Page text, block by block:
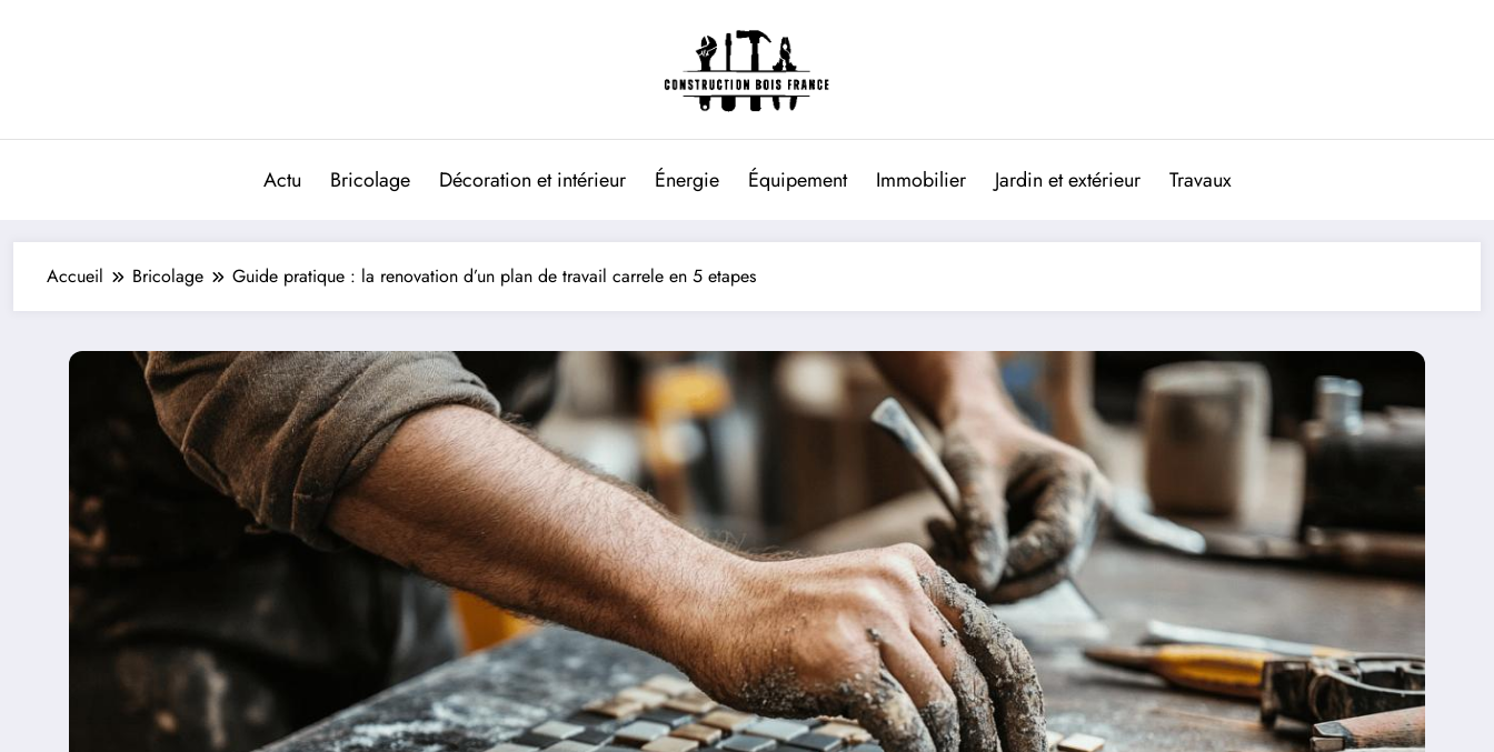
Actu Bricolage Décoration et intérieur Énergie Équipement Immobilier Jardin et extérieur Travaux
Accueil Bricolage Guide pratique : la renovation d’un plan de travail carrele en 5 etapes